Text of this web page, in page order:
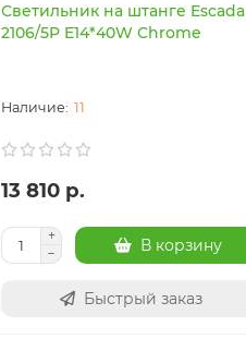
Светильник на штанге Escada
2106/5P E14*40W Chrome
11
13 810 р.
В корзину
Быстрый заказ